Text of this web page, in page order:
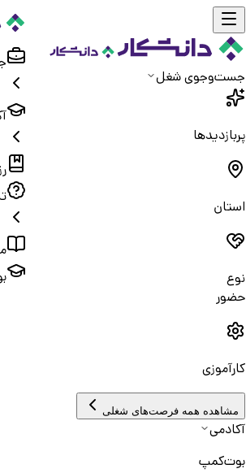
جست‌و‌جوی شغل
پربازدیدها
استان
نوع
حضور
کارآموزی
مشاهده همه فرصت‌های شغلی
آکادمی
بوت‌کمپ